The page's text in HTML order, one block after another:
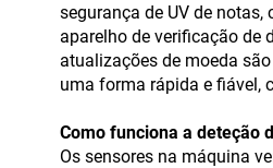
segurança de UV de
aparelho de verificação de
atualizações de moeda
uma forma rápida e fiável,
Como funciona a deteção
Os sensores na máquina